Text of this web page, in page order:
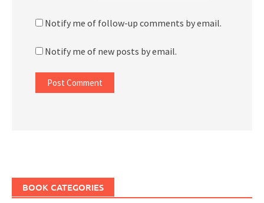
Notify me of follow-up comments by email.
Notify me of new posts by email.
BOOK CATEGORIES